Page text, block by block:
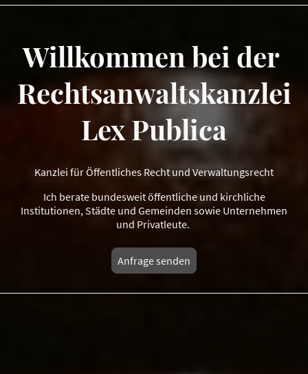
Willkommen bei der
Rechtsanwaltskanzlei
Lex Publica
Kanzlei für Öffentliches Recht und Verwaltungsrecht
Ich berate bundesweit öffentliche und kirchliche
Institutionen, Städte und Gemeinden sowie Unternehmen
und Privatleute.
Anfrage senden